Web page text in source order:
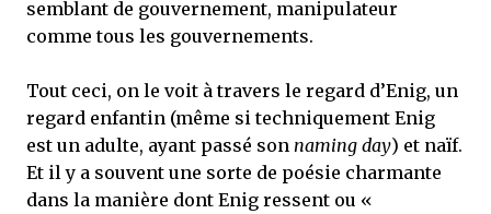
semblant de gouvernement, manipulateur
comme tous les gouvernements.
Tout ceci, on le voit à travers le regard d’Enig, un
regard enfantin (même si techniquement Enig
est un adulte, ayant passé son naming day) et naïf.
Et il y a souvent une sorte de poésie charmante
dans la manière dont Enig ressent ou «